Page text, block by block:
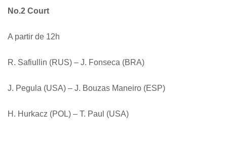
No.2 Court
A partir de 12h
R. Safiullin (RUS) – J. Fonseca (BRA)
J. Pegula (USA) – J. Bouzas Maneiro (ESP)
H. Hurkacz (POL) – T. Paul (USA)